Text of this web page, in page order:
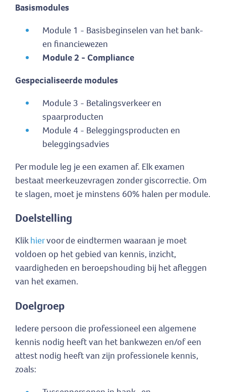
Basismodules
Module 1 - Basisbeginselen van het bank-
en financiewezen
Module 2 - Compliance
Gespecialiseerde modules
Module 3 - Betalingsverkeer en
spaarproducten
Module 4 - Beleggingsproducten en
beleggingsadvies
Per module leg je een examen af. Elk examen
bestaat meerkeuzevragen zonder giscorrectie. Om
te slagen, moet je minstens 60% halen per module.
Doelstelling
Klikhiervoor de eindtermen waaraan je moet
voldoen op het gebied van kennis, inzicht,
vaardigheden en beroepshouding bij het afleggen
van het examen.
Doelgroep
Iedere persoon die professioneel een algemene
kennis nodig heeft van het bankwezen en/of een
attest nodig heeft van zijn professionele kennis,
zoals: